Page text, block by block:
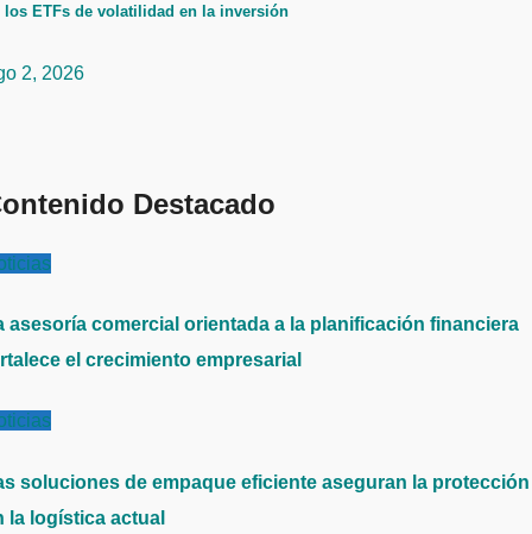
los ETFs de volatilidad en la inversión
2, 2026
Destacado
asesoría comercial orientada a la planificación financiera
el crecimiento empresarial
soluciones de empaque eficiente aseguran la protección
la logística actual